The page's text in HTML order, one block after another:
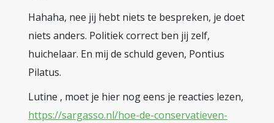
Hahaha, nee jij hebt niets te bespreken, je doet
niets anders. Politiek correct ben jij zelf,
huichelaar. En mij de schuld geven, Pontius
Pilatus.
Lutine , moet je hier nog eens je reacties lezen,
https://sargasso.nl/hoe-de-conservatieven-